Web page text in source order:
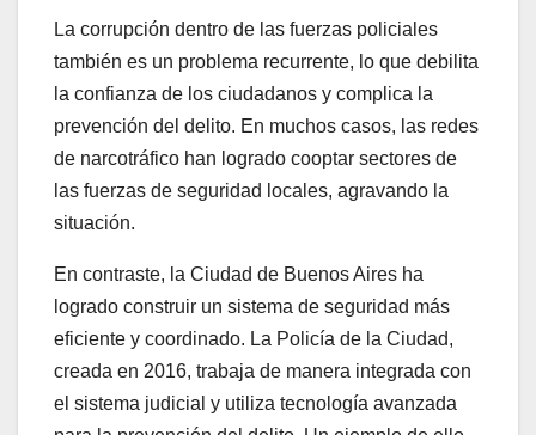
La corrupción dentro de las fuerzas policiales
también es un problema recurrente, lo que debilita
la confianza de los ciudadanos y complica la
prevención del delito. En muchos casos, las redes
de narcotráfico han logrado cooptar sectores de
las fuerzas de seguridad locales, agravando la
situación.
En contraste, la Ciudad de Buenos Aires ha
logrado construir un sistema de seguridad más
eficiente y coordinado. La Policía de la Ciudad,
creada en 2016, trabaja de manera integrada con
el sistema judicial y utiliza tecnología avanzada